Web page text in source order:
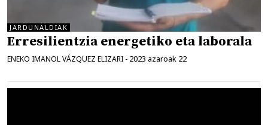
JARDUNALDIAK
Erresilientzia energetiko eta laborala
ENEKO IMANOL VÁZQUEZ ELIZARI - 2023 azaroak 22